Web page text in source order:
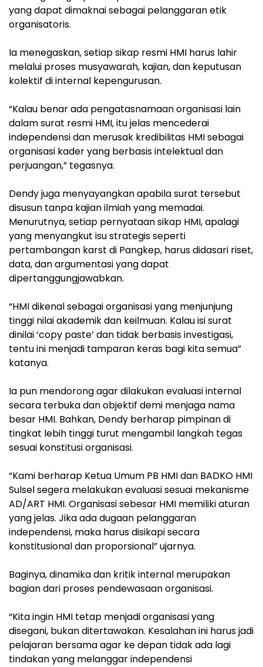
yang dapat dimaknai sebagai pelanggaran etik
organisatoris.
‎Ia menegaskan, setiap sikap resmi HMI harus lahir
melalui proses musyawarah, kajian, dan keputusan
kolektif di internal kepengurusan.
‎“Kalau benar ada pengatasnamaan organisasi lain
dalam surat resmi HMI, itu jelas mencederai
independensi dan merusak kredibilitas HMI sebagai
organisasi kader yang berbasis intelektual dan
perjuangan,” tegasnya.
‎Dendy juga menyayangkan apabila surat tersebut
disusun tanpa kajian ilmiah yang memadai.
Menurutnya, setiap pernyataan sikap HMI, apalagi
yang menyangkut isu strategis seperti
pertambangan karst di Pangkep, harus didasari riset,
data, dan argumentasi yang dapat
dipertanggungjawabkan.
‎“HMI dikenal sebagai organisasi yang menjunjung
tinggi nilai akademik dan keilmuan. Kalau isi surat
dinilai ‘copy paste’ dan tidak berbasis investigasi,
tentu ini menjadi tamparan keras bagi kita semua”
katanya.
‎Ia pun mendorong agar dilakukan evaluasi internal
secara terbuka dan objektif demi menjaga nama
besar HMI. Bahkan, Dendy berharap pimpinan di
tingkat lebih tinggi turut mengambil langkah tegas
sesuai konstitusi organisasi.
‎“Kami berharap Ketua Umum PB HMI dan BADKO HMI
Sulsel segera melakukan evaluasi sesuai mekanisme
AD/ART HMI. Organisasi sebesar HMI memiliki aturan
yang jelas. Jika ada dugaan pelanggaran
independensi, maka harus disikapi secara
konstitusional dan proporsional” ujarnya.
‎Baginya, dinamika dan kritik internal merupakan
bagian dari proses pendewasaan organisasi.
‎“Kita ingin HMI tetap menjadi organisasi yang
disegani, bukan ditertawakan. Kesalahan ini harus jadi
pelajaran bersama agar ke depan tidak ada lagi
tindakan yang melanggar independensi